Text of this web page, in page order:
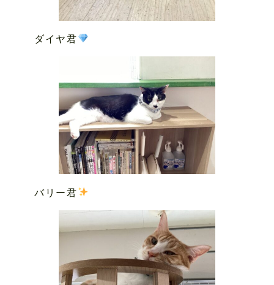
ダイヤ君
バリー君